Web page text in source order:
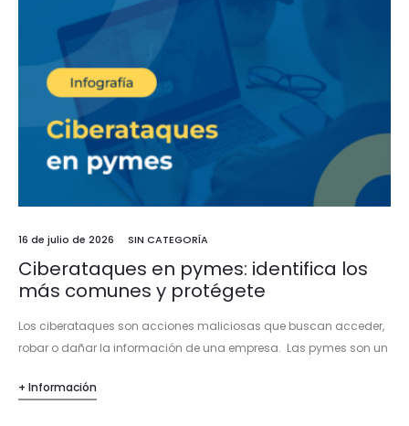
16 de julio de 2026 SIN CATEGORÍA
Ciberataques en pymes: identifica los
más comunes y protégete
Los ciberataques son acciones maliciosas que buscan acceder,
robar o dañar la información de una empresa. Las pymes son un
ciberseguridad y…
+ Información